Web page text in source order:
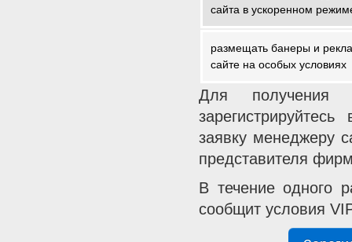
сайта в ускоренном
размещать банеры и
сайте на особых условиях
Для получения
заявку менеджеру
представителя
В течение одного
сообщит условия